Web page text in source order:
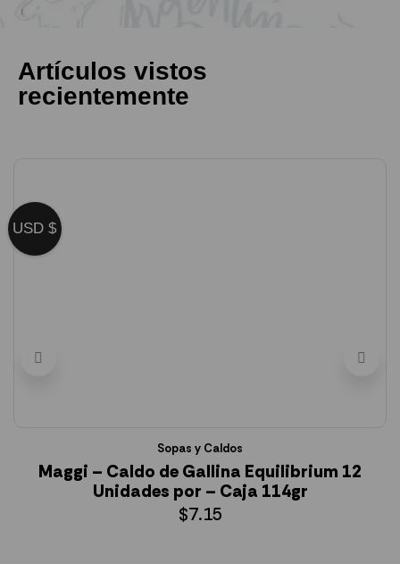
Artículos vistos
recientemente
Sopas y Caldos
Maggi – Caldo de Gallina Equilibrium 12
Unidades por – Caja 114gr
$7.15
USD $